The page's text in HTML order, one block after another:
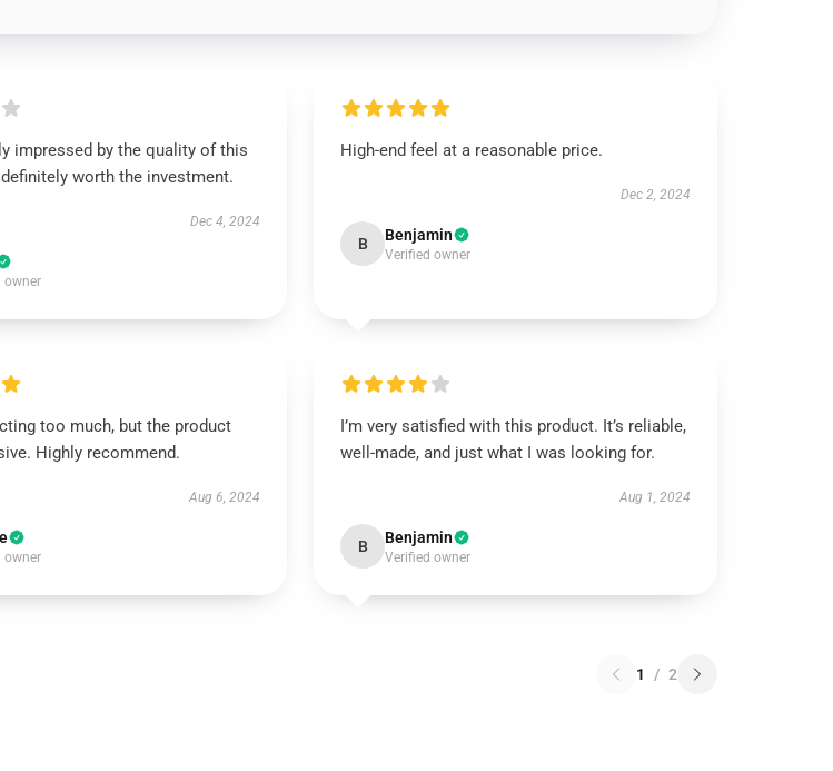
impressed by the quality of this
worth the investment.
Dec 4, 2024
owner
High-end feel at a reasonable price.
Dec 2, 2024
B Benjamin
Verified owner
too much, but the product
Highly recommend.
Aug 6, 2024
owner
I’m very satisfied with this product. It’s reliable,
well-made, and just what I was looking for.
Aug 1, 2024
B Benjamin
Verified owner
1 / 2